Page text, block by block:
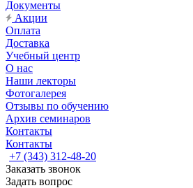
Документы
Акции
Оплата
Доставка
Учебный центр
О нас
Наши лекторы
Фотогалерея
Отзывы по обучению
Архив семинаров
Контакты
Контакты
+7 (343) 312-48-20
Заказать звонок
Задать вопрос